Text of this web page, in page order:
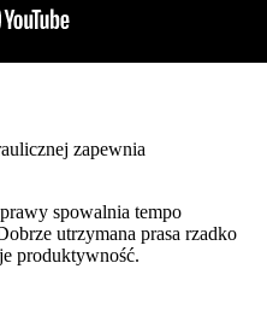
zapewnia
spowalnia tempo
utrzymana prasa rzadko
produktywność.